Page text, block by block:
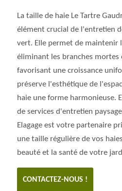
La taille de haie Le Tartre
élément crucial de l'entretien
vert. Elle permet de maintenir
éliminant les branches mortes
favorisant une croissance
préserve l'esthétique de
haie une forme harmonieuse.
de services d'entretien
Elagage est votre partenaire
une taille régulière de vos
beauté et la santé de votre
CONTACTEZ-NOUS !